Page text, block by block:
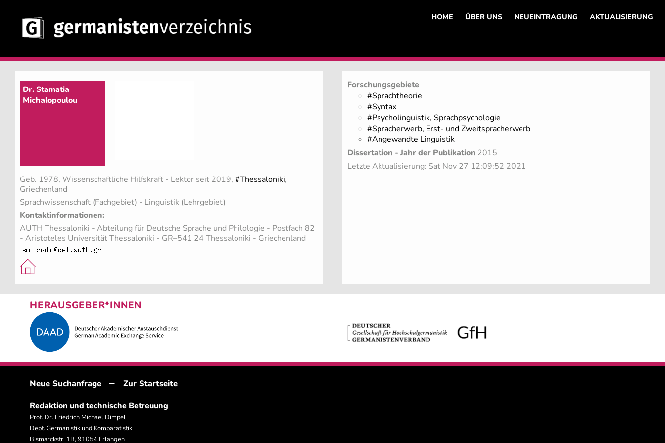
HOME ÜBER UNS NEUEINTRAGUNG AKTUALISIERUNG
Dr. Stamatia
Michalopoulou
Geb. 1978, Wissenschaftliche Hilfskraft - Lektor seit 2019, #Thessaloniki,
Griechenland
Sprachwissenschaft (Fachgebiet) - Linguistik (Lehrgebiet)
Kontaktinformationen:
AUTH Thessaloniki - Abteilung für Deutsche Sprache und Philologie - Postfach 82
- Aristoteles Universität Thessaloniki - GR–541 24 Thessaloniki - Griechenland
Forschungsgebiete
#Sprachtheorie
#Syntax
#Psycholinguistik, Sprachpsychologie
#Spracherwerb, Erst- und Zweitspracherwerb
#Angewandte Linguistik
Dissertation - Jahr der Publikation 2015
Letzte Aktualisierung: Sat Nov 27 12:09:52 2021
HERAUSGEBER*INNEN
Neue Suchanfrage – Zur Startseite
Redaktion und technische Betreuung
Prof. Dr. Friedrich Michael Dimpel
Dept. Germanistik und Komparatistik
Bismarckstr. 1B, 91054 Erlangen